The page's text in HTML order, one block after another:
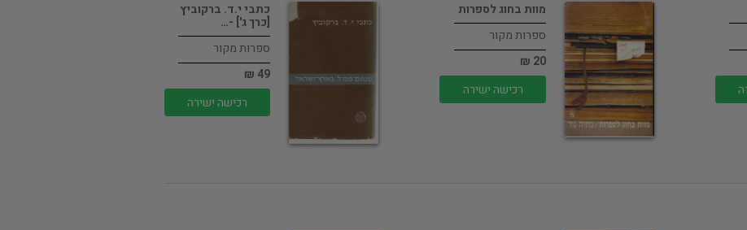
מוות בחוג לספרות
ספרות מקור
20 ₪
רכישה ישירה
כתבי י.ד. ברקוביץ
[כרך ג'] -…
ספרות מקור
49 ₪
רכישה ישירה